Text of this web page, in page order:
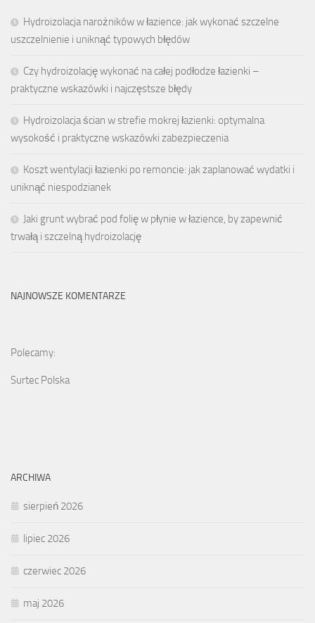
Hydroizolacja narożników w łazience: jak wykonać szczelne
uszczelnienie i uniknąć typowych błędów
Czy hydroizolację wykonać na całej podłodze łazienki –
praktyczne wskazówki i najczęstsze błędy
Hydroizolacja ścian w strefie mokrej łazienki: optymalna
wysokość i praktyczne wskazówki zabezpieczenia
Koszt wentylacji łazienki po remoncie: jak zaplanować wydatki i
uniknąć niespodzianek
Jaki grunt wybrać pod folię w płynie w łazience, by zapewnić
trwałą i szczelną hydroizolację
NAJNOWSZE KOMENTARZE
Polecamy:
Surtec Polska
ARCHIWA
sierpień 2026
lipiec 2026
czerwiec 2026
maj 2026